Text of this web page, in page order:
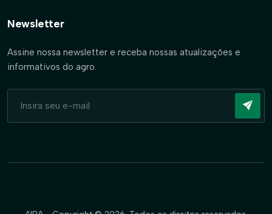
Newsletter
Assine nossa newsletter e receba nossas atualizações e
informativos do agro.